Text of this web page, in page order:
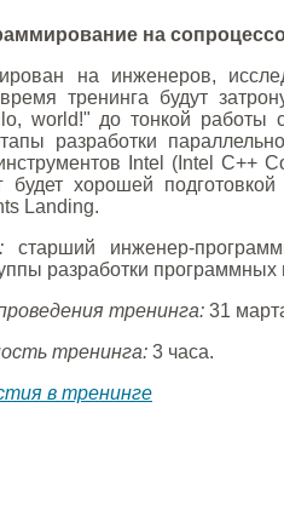
на
на инженеров,
тренинга будут
world!" до тонкой работы
разработки
Intel (Intel C++
будет хорошей
Landing.
старший инженер-
разработки
тренинга: 31
тренинга: 3 часа.
в тренинге